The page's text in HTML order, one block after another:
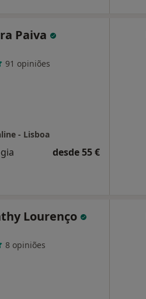
Paiva
91 opiniões
- Lisboa
desde 55 €
Lourenço
8 opiniões